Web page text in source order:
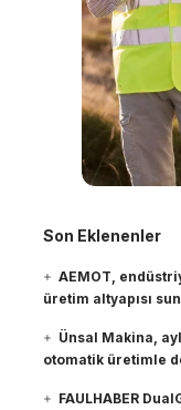
Son Eklenenler
AEMOT,
üretim altyapısı
Ünsal Makina,
otomatik üretimle
FAULHABER